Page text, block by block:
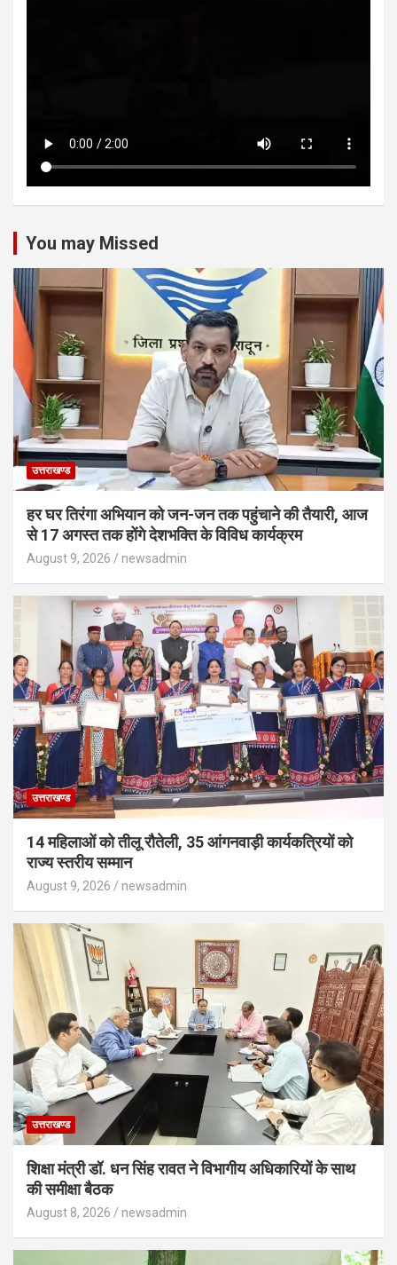
You may Missed
उत्तराखण्ड
हर घर तिरंगा अभियान को जन-जन तक पहुंचाने की तैयारी, आज
से 17 अगस्त तक होंगे देशभक्ति के विविध कार्यक्रम
August 9, 2026 newsadmin
उत्तराखण्ड
14 महिलाओं को तीलू रौतेली, 35 आंगनवाड़ी कार्यकत्रियों को
राज्य स्तरीय सम्मान
August 9, 2026 newsadmin
उत्तराखण्ड
शिक्षा मंत्री डॉ. धन सिंह रावत ने विभागीय अधिकारियों के साथ
की समीक्षा बैठक
August 8, 2026 newsadmin